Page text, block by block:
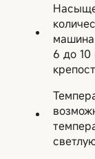
машина
6 до 10